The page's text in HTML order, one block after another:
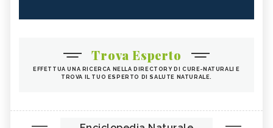
Trova Esperto
EFFETTUA UNA RICERCA NELLA DIRECTORY DI CURE-NATURALI E
TROVA IL TUO ESPERTO DI SALUTE NATURALE.